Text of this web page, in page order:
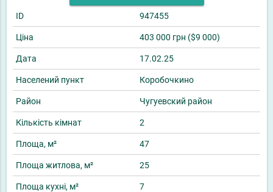
ID 947455
Ціна 403 000 грн ($9 000)
Дата 17.02.25
Населений пункт Коробочкино
Район Чугуевский район
Кількість кімнат 2
Площа, м² 47
Площа житлова, м² 25
Площа кухні, м² 7